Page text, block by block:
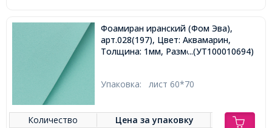
Фоамиран иранский (Фом Эва),
арт.028(197), Цвет: Аквамарин,
Толщина: 1мм, Размер: 60х70cм,
...(УТ100010694)
Упаковка: лист 60*70
Количество Цена заупаковку